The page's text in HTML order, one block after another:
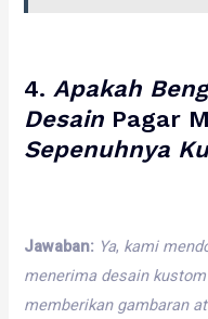
4.Apakah
Desain Pagar
Sepenuhnya
Jawaban: Ya, kami
menerima desain kustom
memberikan gambaran